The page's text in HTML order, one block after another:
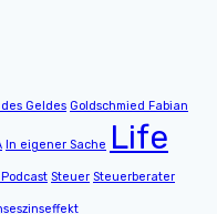
Geldes Goldschmied Fabian
In eigener Sache Life
Steuer Steuerberater